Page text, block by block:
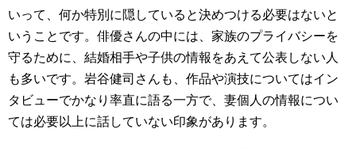
いって、何か特別に隠していると決めつける必要はないと
いうことです。俳優さんの中には、家族のプライバシーを
守るために、結婚相手や子供の情報をあえて公表しない人
も多いです。岩谷健司さんも、作品や演技についてはイン
タビューでかなり率直に語る一方で、妻個人の情報につい
ては必要以上に話していない印象があります。